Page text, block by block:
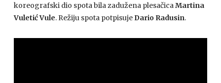
koreografski dio spota bila zadužena plesačica Martina
Vuletić Vule. Režiju spota potpisuje Dario Radusin.